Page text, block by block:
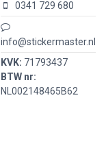
0341 729 680
info@stickermaster.nl
KVK: 71793437
BTW nr:
NL002148465B62